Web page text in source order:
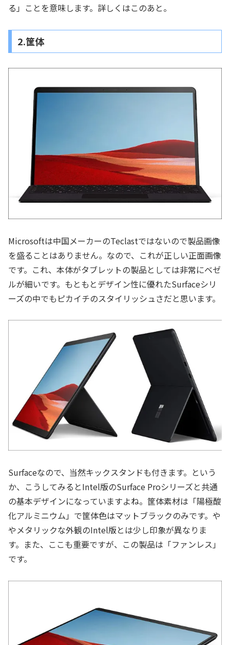
る」ことを意味します。詳しくはこのあと。
2.筐体
Microsoftは中国メーカーのTeclastではないので製品画像
を盛ることはありません。なので、これが正しい正面画像
です。これ、本体がタブレットの製品としては非常にベゼ
ルが細いです。もともとデザイン性に優れたSurfaceシリ
ーズの中でもピカイチのスタイリッシュさだと思います。
Surfaceなので、当然キックスタンドも付きます。という
か、こうしてみるとIntel版のSurface Proシリーズと共通
の基本デザインになっていますよね。筐体素材は「陽極酸
化アルミニウム」で筐体色はマットブラックのみです。や
やメタリックな外観のIntel版とは少し印象が異なりま
す。また、ここも重要ですが、この製品は「ファンレス」
です。